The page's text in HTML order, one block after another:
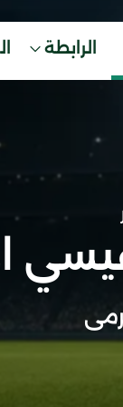
الرابطة